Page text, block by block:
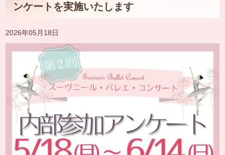
ンケートを実施いたします
2026年05月18日